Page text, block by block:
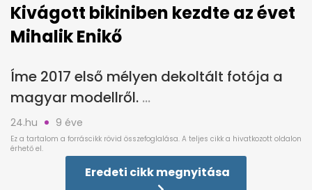
Kivágott bikiniben kezdte az évet
Mihalik Enikő
Íme 2017 első mélyen dekoltált fotója a
magyar modellről.
24.hu 9 éve
Eredeti cikk megnyitása